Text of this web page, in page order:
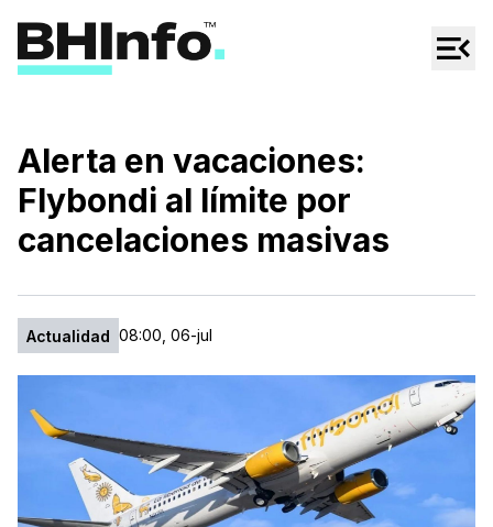
Regionales
Espectáculos
Tecno
Alerta en vacaciones:
Flybondi al límite por
cancelaciones masivas
Actualidad 08:00, 06-jul